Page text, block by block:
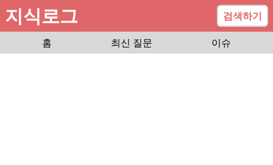
지식로그
검색하기
홈
최신 질문 이슈